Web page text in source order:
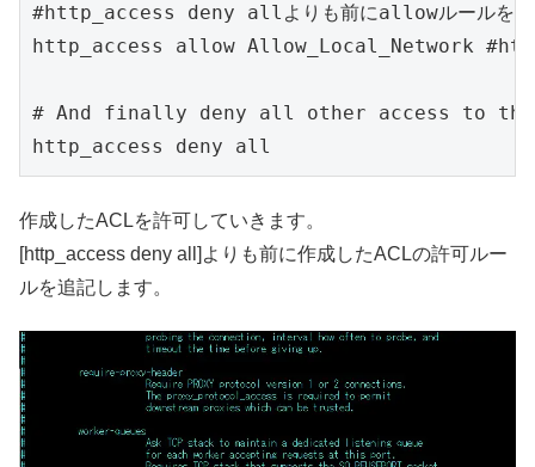
#http_access deny allよりも前にallowルールを記
http_access allow Allow_Local_Network
# And finally deny all other access to
http_access deny all
作成したACLを許可していきます。
[http_access deny all]よりも前に作成したACLの許可ルー
ルを追記します。